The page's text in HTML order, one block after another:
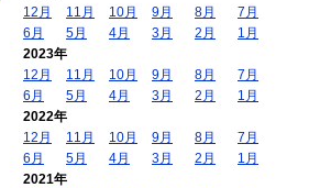
12月
11月 10月 9月 8月
7月
6月
5月 4月 3月 2月
1月
2023年
12月
11月 10月 9月 8月
7月
6月
5月 4月 3月 2月
1月
2022年
12月
11月 10月 9月 8月
7月
6月
5月 4月 3月 2月
1月
2021年